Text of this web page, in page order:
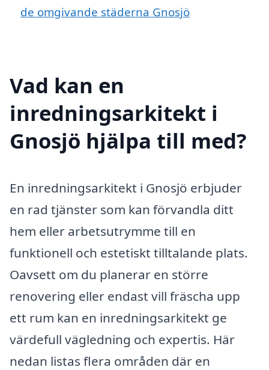
de omgivande städerna Gnosjö
Vad kan en
inredningsarkitekt i
Gnosjö hjälpa till med?
En inredningsarkitekt i Gnosjö erbjuder
en rad tjänster som kan förvandla ditt
hem eller arbetsutrymme till en
funktionell och estetiskt tilltalande plats.
Oavsett om du planerar en större
renovering eller endast vill fräscha upp
ett rum kan en inredningsarkitekt ge
värdefull vägledning och expertis. Här
nedan listas flera områden där en